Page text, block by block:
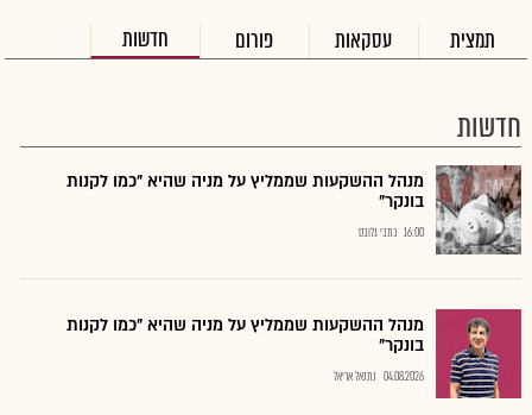
תמצית עסקאות פורום חדשות
חדשות
מנהל ההשקעות שממליץ על מניה שהיא "כמו לקנות
בונקר"
16:00 כתבי גלובס
מנהל ההשקעות שממליץ על מניה שהיא "כמו לקנות
בונקר"
04.08.2026 נתנאל אריאל